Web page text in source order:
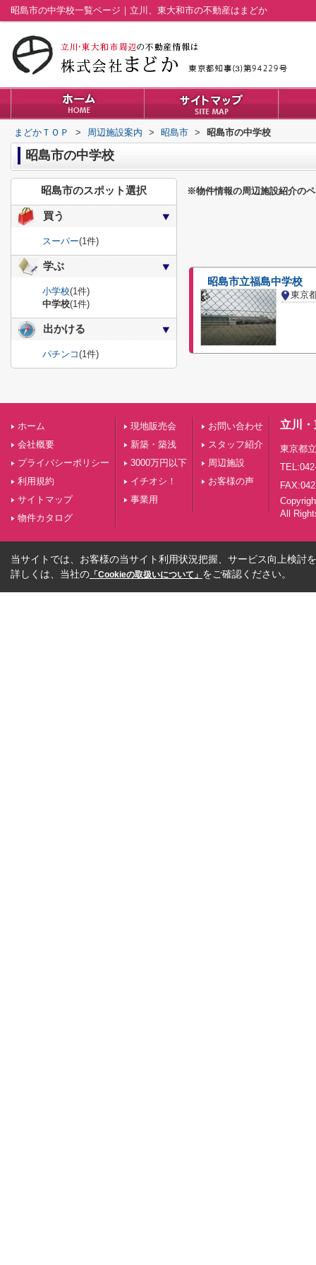
昭島市の中学校一覧ページ｜立川、東大和市の不動産はまどか
まどかＴＯＰ > 周辺施設案内 > 昭島市 > 昭島市の中学校
昭島市の中学校
※物件情報の周辺施設紹介の
昭島市立福島中学校
東京
昭島市のスポット選択
買う
スーパー(1件)
学ぶ
小学校(1件)
中学校(1件)
出かける
パチンコ(1件)
ホーム
会社概要
プライバシーポリシー
利用規約
サイトマップ
物件カタログ
現地販売会
新築・築浅
3000万円以下
イチオシ！
事業用
お問い合わせ
スタッフ紹介
周辺施設
お客様の声
立川
東京都
All
当サイトでは、お客様の当サイト利用状況把握、サービス向上検討
詳しくは、当社の 「Cookieの取扱いについて」 をご確認ください。